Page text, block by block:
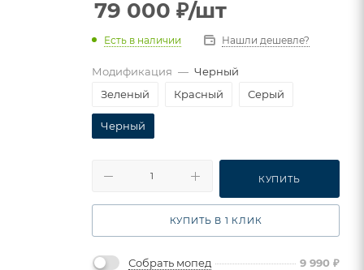
79 000 ₽/шт
Есть в наличии Нашли дешевле?
Модификация — Черный
Зеленый
Красный Серый
Черный
КУПИТЬ
КУПИТЬ В 1 КЛИК
Собрать мопед 9 990 ₽